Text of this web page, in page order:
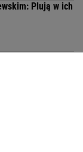
Plują w ich